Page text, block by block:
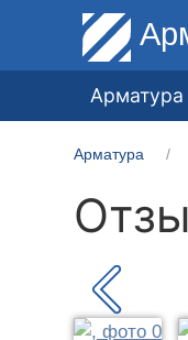
Арматура
Арматура